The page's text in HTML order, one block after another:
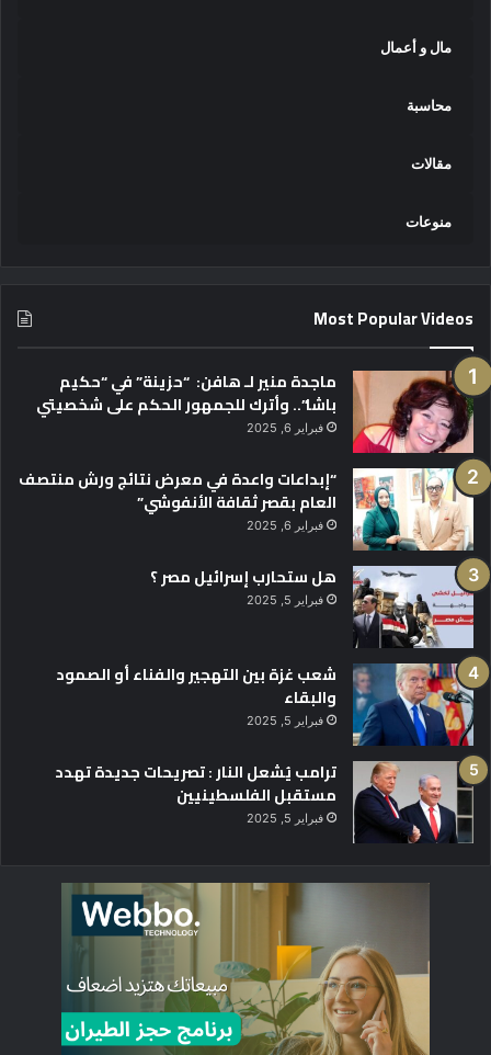
مال و أعمال
محاسبة
مقالات
منوعات
Most Popular Videos
ماجدة منير لـ هافن: “حزينة” في “حكيم
باشا”.. وأترك للجمهور الحكم على شخصيتي
فبراير 6, 2025
“إبداعات واعدة في معرض نتائج ورش منتصف
العام بقصر ثقافة الأنفوشي”
فبراير 6, 2025
هل ستحارب إسرائيل مصر ؟
فبراير 5, 2025
شعب غزة بين التهجير والفناء أو الصمود
والبقاء
فبراير 5, 2025
ترامب يُشعل النار : تصريحات جديدة تهدد
مستقبل الفلسطينيين
فبراير 5, 2025